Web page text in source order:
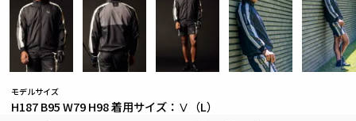
モデルサイズ
H187 B95 W79 H98 着用サイズ：Ⅴ（L）